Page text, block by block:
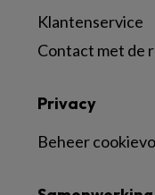
Klantenservice
Contact met de
Privacy
Beheer